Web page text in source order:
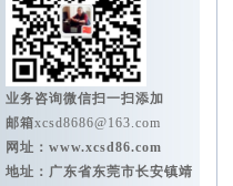
业务咨询微信扫一扫添加
邮箱xcsd8686@163.com
网址： www.xcsd86.com
地址：广东省东莞市长安镇靖